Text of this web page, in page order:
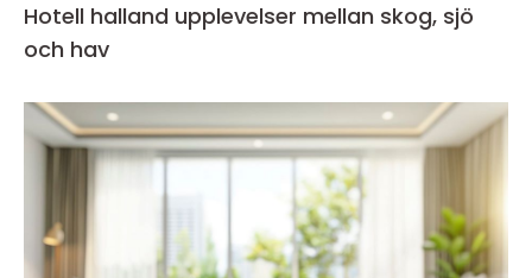
Hotell halland upplevelser mellan skog, sjö
och hav